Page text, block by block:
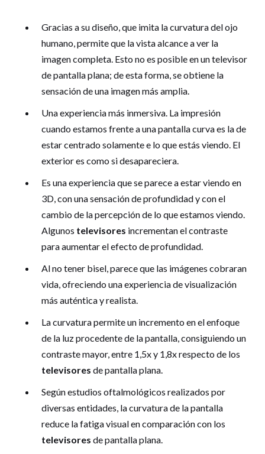
Gracias a su diseño, que imita la curvatura del ojo
humano, permite que la vista alcance a ver la
imagen completa. Esto no es posible en un televisor
de pantalla plana; de esta forma, se obtiene la
sensación de una imagen más amplia.
Una experiencia más inmersiva. La impresión
cuando estamos frente a una pantalla curva es la de
estar centrado solamente e lo que estás viendo. El
exterior es como si desapareciera.
Es una experiencia que se parece a estar viendo en
3D, con una sensación de profundidad y con el
cambio de la percepción de lo que estamos viendo.
Algunos televisores incrementan el contraste
para aumentar el efecto de profundidad.
Al no tener bisel, parece que las imágenes cobraran
vida, ofreciendo una experiencia de visualización
más auténtica y realista.
La curvatura permite un incremento en el enfoque
de la luz procedente de la pantalla, consiguiendo un
contraste mayor, entre 1,5x y 1,8x respecto de los
televisores de pantalla plana.
Según estudios oftalmológicos realizados por
diversas entidades, la curvatura de la pantalla
reduce la fatiga visual en comparación con los
televisores de pantalla plana.